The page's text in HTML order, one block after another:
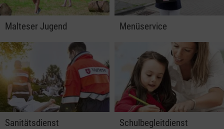
Malteser Jugend Menüservice
Sanitätsdienst Schulbegleitdienst